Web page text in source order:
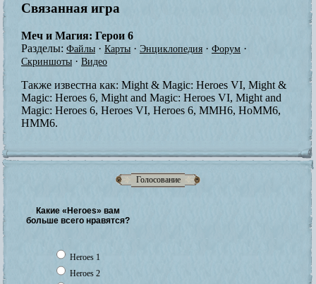
Голосование
Какие «Heroes» вам
больше всего нравятся?
Heroes 1
Heroes 2
Связанная игра
Меч и Магия: Герои 6
Разделы: Файлы · Карты · Энциклопедия · Форум ·
Скриншоты · Видео
Также известна как: Might & Magic: Heroes VI, Might &
Magic: Heroes 6, Might and Magic: Heroes VI, Might and
Magic: Heroes 6, Heroes VI, Heroes 6, MMH6, HoMM6,
HMM6.